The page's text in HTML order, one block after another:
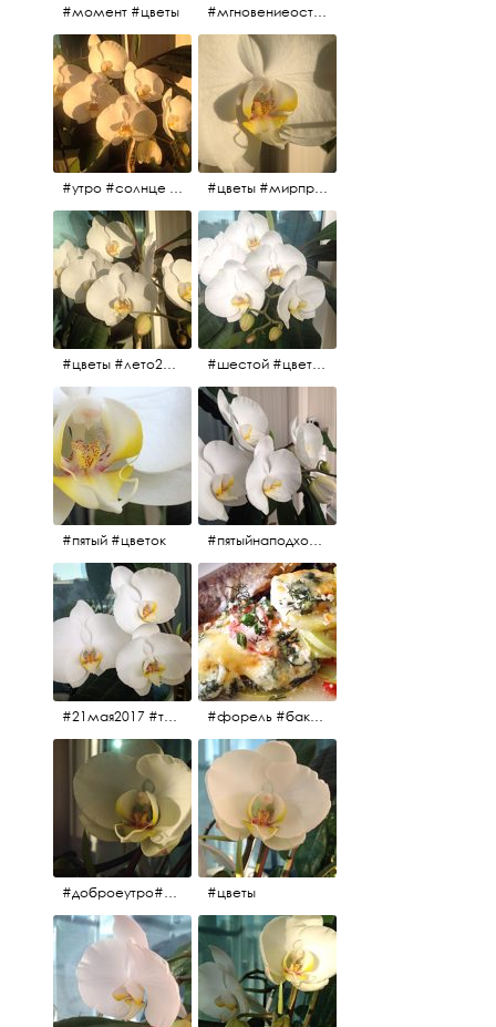
#момент #цветы #мгновениеостановись #прекрасныймомент #жаждарасцвета
#утро #солнце #белыеночи2017 #санктпетербург #цветы #седьмойпошёл #цветы #мирпрекрасен #пятьутра
#цветы #лето2017 #седьмойнаподходе #шестой #всегодевять #шестой #цветыцветут #цветы #лето2017 #летнийснег
#пятый #цветок #пятыйнаподходе# цветы #весна2017
#21мая2017 #трио #цветы #форель #баклажаны #помидоры #завтрак
#доброеутро#май#солнце#цветы #майсолнцецветы #цветы